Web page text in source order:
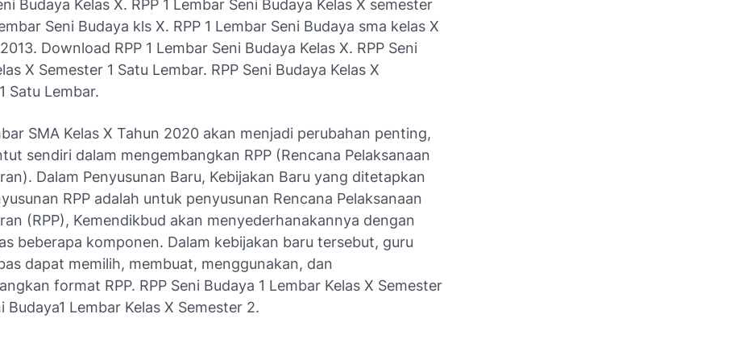
Budaya Kelas X. RPP 1 Lembar Seni Budaya Kelas X semester
Seni Budaya kls X. RPP 1 Lembar Seni Budaya sma kelas X
Download RPP 1 Lembar Seni Budaya Kelas X. RPP Seni
X Semester 1 Satu Lembar. RPP Seni Budaya Kelas X
Satu Lembar.
SMA Kelas X Tahun 2020 akan menjadi perubahan penting,
sendiri dalam mengembangkan RPP (Rencana Pelaksanaan
Dalam Penyusunan Baru, Kebijakan Baru yang ditetapkan
RPP adalah untuk penyusunan Rencana Pelaksanaan
(RPP), Kemendikbud akan menyederhanakannya dengan
beberapa komponen. Dalam kebijakan baru tersebut, guru
dapat memilih, membuat, menggunakan, dan
format RPP. RPP Seni Budaya 1 Lembar Kelas X Semester
Budaya1 Lembar Kelas X Semester 2.